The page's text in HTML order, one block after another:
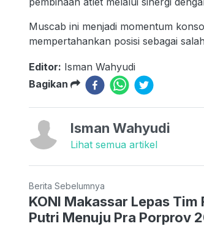
Muscab ini menjadi momentum
mempertahankan posisi sebagai
Editor: Isman Wahyudi
Bagikan
Isman Wahyudi
Lihat semua artikel
Berita Sebelumnya
KONI Makassar Lepas Tim
Putri Menuju Pra Porprov